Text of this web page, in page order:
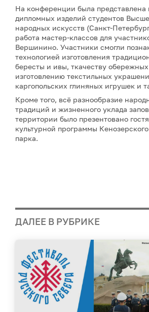
На конференции была представлена
дипломных изделий студентов
народных искусств (Санкт-
работа мастер-классов для
Вершинино. Участники смогли
технологией изготовления
бересты и ивы, ткачеству
изготовлению текстильных
каргопольских глиняных игрушек и
Кроме того, всё разнообразие
традиций и жизненного уклада
территории было презентовано
культурной программы
парка.
ДАЛЕЕ В РУБРИКЕ